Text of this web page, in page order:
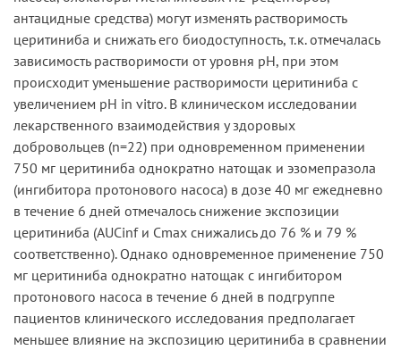
антацидные средства) могут изменять растворимость
церитиниба и снижать его биодоступность, т.к. отмечалась
зависимость растворимости от уровня pH, при этом
происходит уменьшение растворимости церитиниба с
увеличением pH in vitro. В клиническом исследовании
лекарственного взаимодействия у здоровых
добровольцев (n=22) при одновременном применении
750 мг церитиниба однократно натощак и эзомепразола
(ингибитора протонового насоса) в дозе 40 мг ежедневно
в течение 6 дней отмечалось снижение экспозиции
церитиниба (AUCinf и Cmax снижались до 76 % и 79 %
соответственно). Однако одновременное применение 750
мг церитиниба однократно натощак с ингибитором
протонового насоса в течение 6 дней в подгруппе
пациентов клинического исследования предполагает
меньшее влияние на экспозицию церитиниба в сравнении